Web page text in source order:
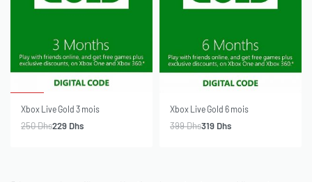
Xbox Live Gold 3 mois
250Dhs229 Dhs
Xbox Live Gold 6 mois
399Dhs319 Dhs